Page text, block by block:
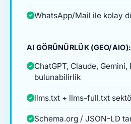
WhatsApp/Mail ile kolay
AI GÖRÜNÜRLÜK (GEO/AIO):
ChatGPT, Claude,
bulunabilirlik
llms.txt + llms-full.txt
Schema.org / JSON-LD